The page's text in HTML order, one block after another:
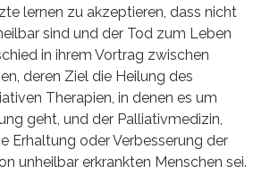
lernen zu akzeptieren, dass nicht
sind und der Tod zum Leben
in ihrem Vortrag zwischen
deren Ziel die Heilung des
Therapien, in denen es um
geht, und der Palliativmedizin,
Erhaltung oder Verbesserung der
unheilbar erkrankten Menschen sei.